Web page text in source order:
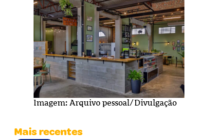
Imagem: Arquivo pessoal/Divulgação
Mais recentes